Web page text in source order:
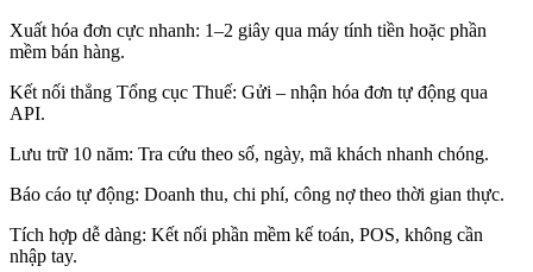
Xuất hóa đơn cực nhanh: 1–2 giây qua máy tính tiền hoặc phần
mềm bán hàng.
Kết nối thẳng Tổng cục Thuế: Gửi – nhận hóa đơn tự động qua
API.
Lưu trữ 10 năm: Tra cứu theo số, ngày, mã khách nhanh chóng.
Báo cáo tự động: Doanh thu, chi phí, công nợ theo thời gian thực.
Tích hợp dễ dàng: Kết nối phần mềm kế toán, POS, không cần
nhập tay.